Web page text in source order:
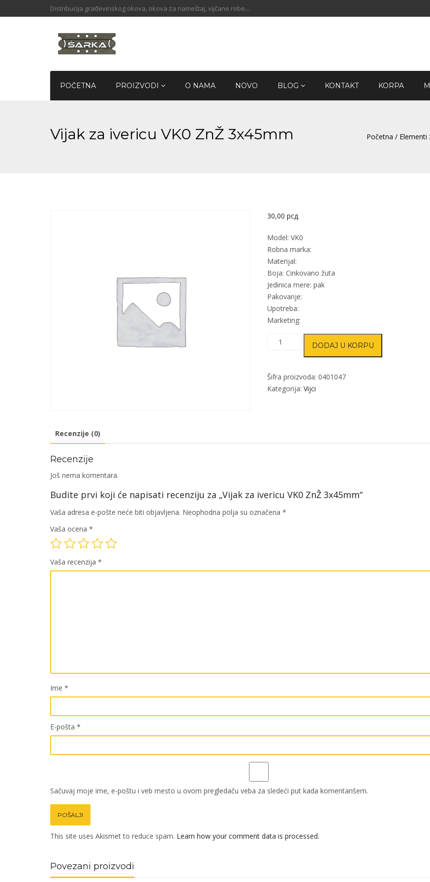
Distribucija građevinskog okova, okova za nameštaj, vijčane robe...
POČETNA PROIZVODI O NAMA NOVO BLOG KONTAKT KORPA
Vijak za ivericu VK0 ZnŽ 3x45mm Početna / Elementi
30,00 рсд
Model: VK0
Robna marka:
Materijal:
Boja: Cinkovano žuta
Jedinica mere: pak
Pakovanje:
Upotreba:
Marketing:
Vijak
VK0
ZnŽ
DODAJ U KORPU
Šifra proizvoda: 0401047
Kategorija: Vijci
Recenzije (0)
Recenzije
Još nema komentara.
Budite prvi koji će napisati recenziju za „Vijak za ivericu VK0 ZnŽ 3x45mm“
Vaša adresa e-pošte neće biti objavljena. Neophodna polja su označena *
Vaša ocena *
Vaša recenzija *
Ime *
E-pošta *
Sačuvaj moje ime, e-poštu i veb mesto u ovom pregledaču veba za sledeći put kada komentarišem.
This site uses Akismet to reduce spam. Learn how your comment data is processed.
Povezani proizvodi